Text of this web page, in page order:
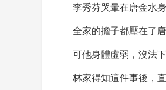
李秀芬哭暈在唐金水
全家的擔子都壓在了
可他身體虛弱，沒法
林家得知這件事後，